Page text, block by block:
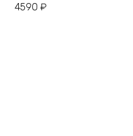
4590 ₽